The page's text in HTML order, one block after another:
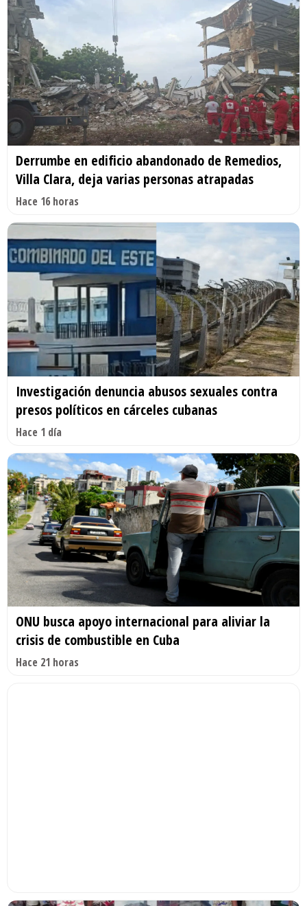
Derrumbe en edificio abandonado de Remedios,
Villa Clara, deja varias personas atrapadas
Hace 16 horas
Investigación denuncia abusos sexuales contra
presos políticos en cárceles cubanas
Hace 1 día
ONU busca apoyo internacional para aliviar la
crisis de combustible en Cuba
Hace 21 horas